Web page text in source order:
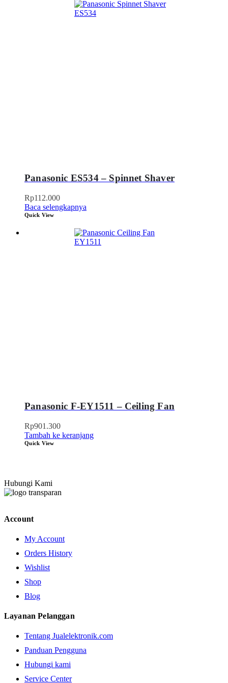
Panasonic ES534 – Spinnet Shaver
Rp112.000
Baca selengkapnya
Quick View
Panasonic F-EY1511 – Ceiling Fan
Rp901.300
Tambah ke keranjang
Quick View
Hubungi Kami
Account
My Account
Orders History
Wishlist
Shop
Blog
Layanan Pelanggan
Tentang Jualelektronik.com
Panduan Pengguna
Hubungi kami
Service Center